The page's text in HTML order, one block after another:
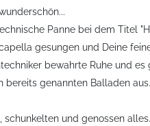
Panne bei dem Titel
gesungen und Deine
bewahrte Ruhe und
bereits genannten Balladen
schunkelten und genossen